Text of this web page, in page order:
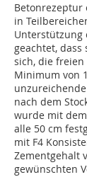
Betonrezeptur
in
Unterstützung
geachtet,
sich, die
Minimum von
nach dem
wurde mit
alle 50 cm
mit F4
Zementgehalt
gewünschten